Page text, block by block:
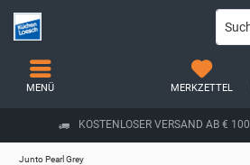
KOSTENLOSER VERSAND AB €
MERKZETTEL
MENÜ
Junto Pearl Grey